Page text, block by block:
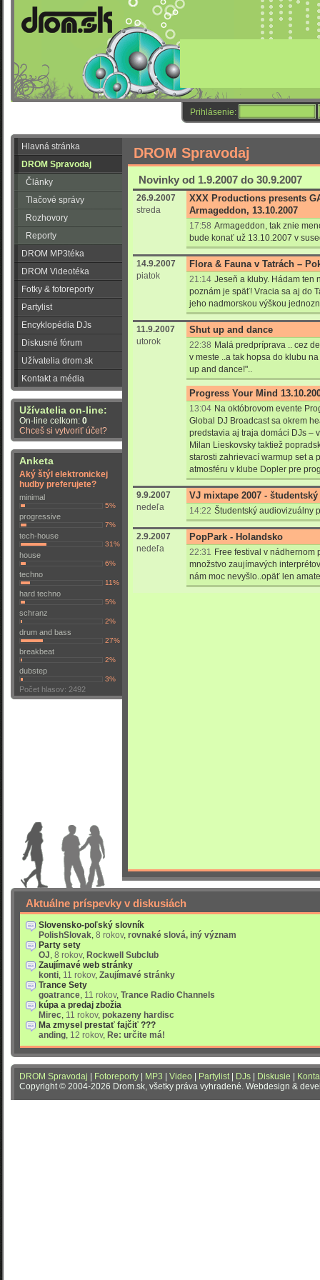
Prihlásenie:
Hlavná stránka
DROM Spravodaj
Články
Tlačové správy
Rozhovory
Reporty
DROM MP3téka
DROM Videotéka
Fotky & fotoreporty
Partylist
Encyklopédia DJs
Diskusné fórum
Užívatelia drom.sk
Kontakt a média
Užívatelia on-line:
On-line celkom: 0
Chceš si vytvoriť účet?
Anketa
Aký štýl elektronickej
hudby preferujete?
minimal
5%
progressive
7%
tech-house
31%
house
6%
techno
11%
hard techno
5%
schranz
2%
drum and bass
27%
breakbeat
2%
dubstep
3%
Počet hlasov: 2492
DROM Spravodaj
Novinky od 1.9.2007 do 30.9.2007
26.9.2007
streda
XXX Productions presents
Armageddon, 13.10.2007
17:58 Armageddon, tak znie
bude konať už 13.10.2007 v
14.9.2007
piatok
Flora & Fauna v Tatrách –
21:14 Jeseň a kluby. Hádam ten
poznám je späť! Vracia sa aj do
jeho nadmorskou výškou
11.9.2007
utorok
Shut up and dance
22:38 Malá predpríprava .. cez
v meste ..a tak hopsa do klubu
up and dance!"..
Progress Your Mind
13:04 Na októbrovom evente
Global DJ Broadcast sa okrem
predstavia aj traja domáci DJs –
Milan Lieskovsky taktiež
starosti zahrievací warmup set a
atmosféru v klube Dopler pre
9.9.2007
nedeľa
VJ mixtape 2007 -
14:22 Študentský audiovizuálny
2.9.2007
nedeľa
PopPark - Holandsko
22:31 Free festival v nádhernom
množstvo zaujímavých
nám moc nevyšlo..opäť len
Aktuálne príspevky v diskusiách
Slovensko-poľský slovník
PolishSlovak, 8 rokov, rovnaké slová, iný význam
Party sety
OJ, 8 rokov, Rockwell Subclub
Zaujímavé web stránky
konti, 11 rokov, Zaujímavé stránky
Trance Sety
goatrance, 11 rokov, Trance Radio Channels
kúpa a predaj zbožia
Mirec, 11 rokov, pokazeny hardisc
Ma zmysel prestať fajčiť ???
anding, 12 rokov, Re: určite má!
DROM Spravodaj Fotoreporty MP3 Video Partylist| DJs Diskusie
Copyright © 2004-2026 Drom.sk, všetky práva vyhradené. Webdesign &